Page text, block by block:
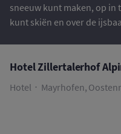
sneeuw kunt maken, op in
kunt skiën en over de
Hotel Zillertalerhof
Hotel Mayrhofen,